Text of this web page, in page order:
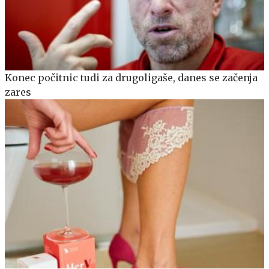
Konec počitnic tudi za drugoligaše, danes se začenja
zares